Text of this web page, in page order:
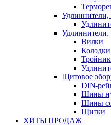
Удлиннители,
Удлиннители,
Вилки
Колодки
Щитовое
DIN-
Шины
Шины
Щитки
ХИТЫ ПРОДАЖ